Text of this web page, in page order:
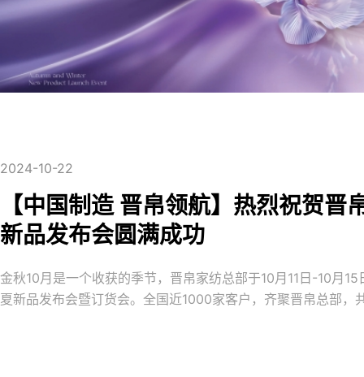
2024-10-22
【中国制造 晋帛领航】热烈祝贺晋
新品发布会圆满成功
金秋10月是一个收获的季节，晋帛家纺总部于10月11日-10月
夏新品发布会暨订货会。全国近1000家客户，齐聚晋帛总部，